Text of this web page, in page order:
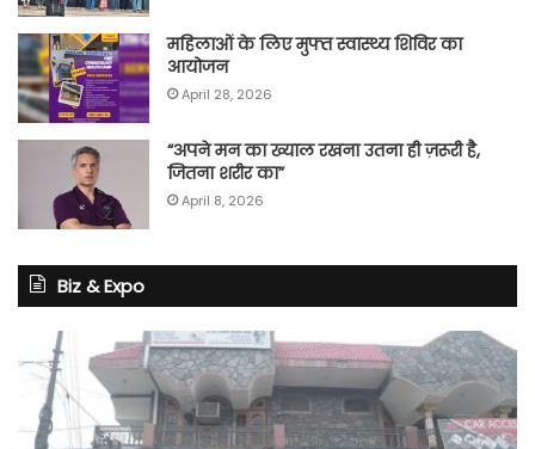
महिलाओं के लिए मुफ्त स्वास्थ्य शिविर का
आयोजन
April 28, 2026
“अपने मन का ख्याल रखना उतना ही ज़रूरी है,
जितना शरीर का”
April 8, 2026
Biz & Expo